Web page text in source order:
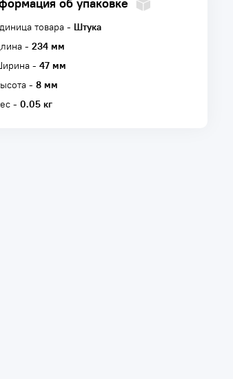
товара - Штука
- 234 мм
- 47 мм
- 8 мм
- 0.05 кг